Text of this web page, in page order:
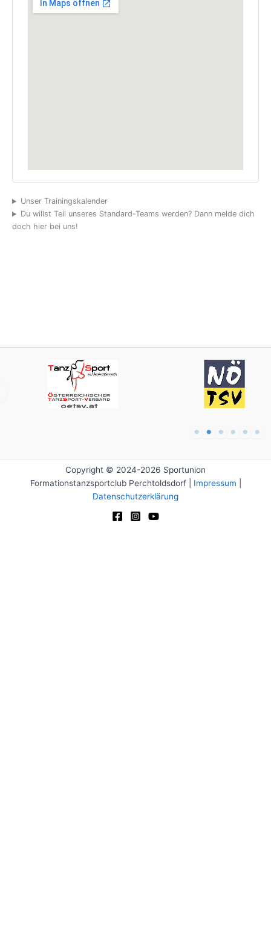
Unser Trainingskalender
Du willst Teil unseres Standard-Teams werden? Dann melde dich
doch hier bei uns!
Niederösterreichischer
Copyright © 2024-2026 Sportunion
Formationstanzsportclub Perchtoldsdorf | Impressum
Datenschutzerklärung